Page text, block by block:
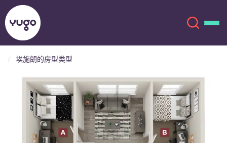
关于我们
地点
更多
English (GB)
English (US)
Chinese Español
埃施朗的房型类型